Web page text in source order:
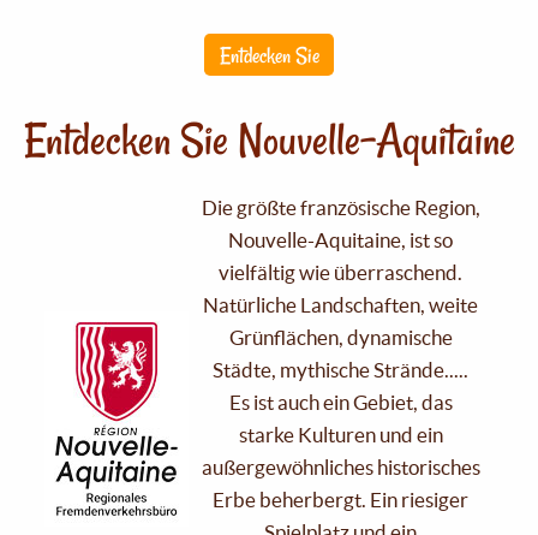
Entdecken Sie
Entdecken Sie Nouvelle-Aquitaine
Die größte französische Region,
Nouvelle-Aquitaine, ist so
vielfältig wie überraschend.
Natürliche Landschaften, weite
Grünflächen, dynamische
Städte, mythische Strände.....
Es ist auch ein Gebiet, das
starke Kulturen und ein
außergewöhnliches historisches
Erbe beherbergt. Ein riesiger